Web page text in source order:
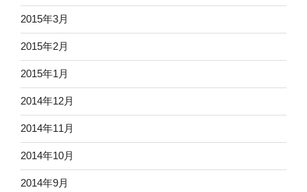
2015年3月
2015年2月
2015年1月
2014年12月
2014年11月
2014年10月
2014年9月